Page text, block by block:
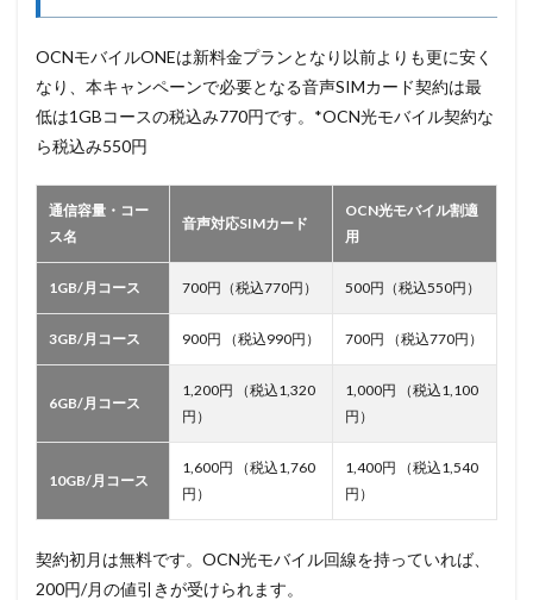
OCNモバイルONEは新料金プランとなり以前よりも更に安く
なり、本キャンペーンで必要となる音声SIMカード契約は最
低は1GBコースの税込み770円です。*OCN光モバイル契約な
ら税込み550円
通信容量・コー
ス名
音声対応SIMカード
OCN光モバイル割適
用
1GB/月コース 700円（税込770円） 500円（税込550円）
3GB/月コース 900円 （税込990円） 700円 （税込770円）
6GB/月コース
1,200円 （税込1,320
円）
1,000円 （税込1,100
円）
10GB/月コース
1,600円 （税込1,760
円）
1,400円 （税込1,540
円）
契約初月は無料です。OCN光モバイル回線を持っていれば、
200円/月の値引きが受けられます。